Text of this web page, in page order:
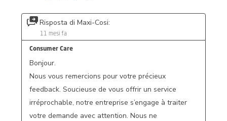
Risposta di Maxi-Cosi:
11 mesi fa
Consumer Care
Bonjour.
Nous vous remercions pour votre précieux
feedback. Soucieuse de vous offrir un service
irréprochable, notre entreprise s’engage à traiter
votre demande avec attention. Nous ne